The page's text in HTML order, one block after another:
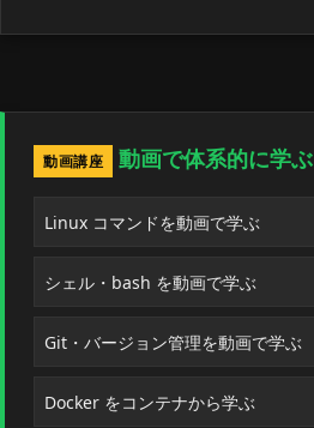
動画講座
動画で体系的に学ぶ
Linux コマンドを動画で学ぶ
シェル・bash を動画で学ぶ
Git・バージョン管理を動画で学ぶ
Docker をコンテナから学ぶ